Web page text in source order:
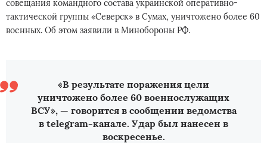
совещания командного состава украинской оперативно-
тактической группы «Северск» в Сумах, уничтожено более 60
военных. Об этом заявили в Минобороны РФ.
«В результате поражения цели
уничтожено более 60 военнослужащих
ВСУ», — говорится в сообщении ведомства
в telegram-канале. Удар был нанесен в
воскресенье.